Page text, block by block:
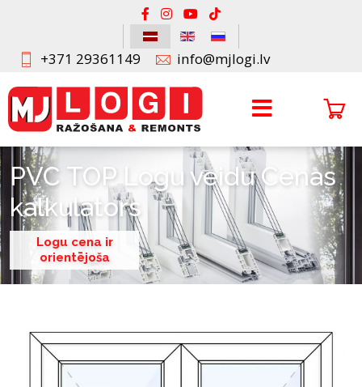
+371 29361149 info@mjlogi.lv
PVC TOP Logu veidu Cenas
kalkulators
Logu cena ir
orientējoša